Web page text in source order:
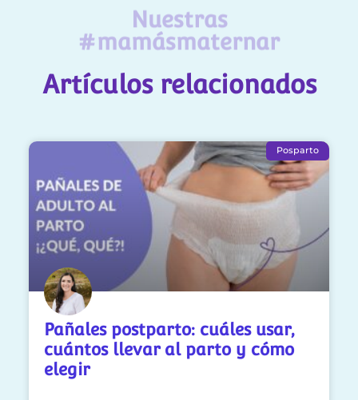
Nuestras
#mamásmaternar
Artículos relacionados
Posparto
Pañales postparto: cuáles usar,
cuántos llevar al parto y cómo
elegir